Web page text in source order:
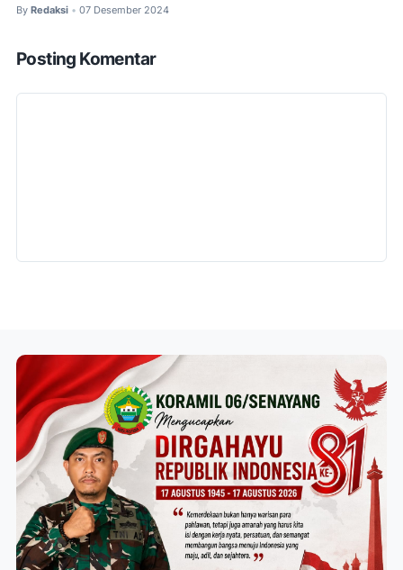
By Redaksi • 07 Desember 2024
Posting Komentar